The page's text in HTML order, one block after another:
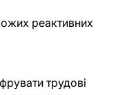
реактивних
трудові